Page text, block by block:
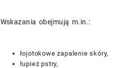
Wskazania obejmują m.in.:
łojotokowe zapalenie skóry,
łupież pstry,